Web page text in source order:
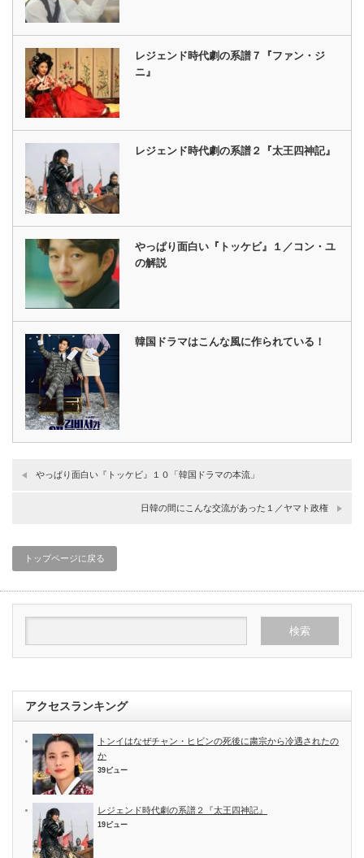
レジェンド時代劇の系譜７『ファン・ジ
ニ』
レジェンド時代劇の系譜２『太王四神記』
やっぱり面白い『トッケビ』１／コン・ユ
の解説
韓国ドラマはこんな風に作られている！
やっぱり面白い『トッケビ』１０「韓国ドラマの本流」
日韓の間にこんな交流があった１／ヤマト政権
トップページに戻る
アクセスランキング
トンイはなぜチャン・ヒビンの死後に粛宗から冷遇されたの
か
39ビュー
レジェンド時代劇の系譜２『太王四神記』
19ビュー